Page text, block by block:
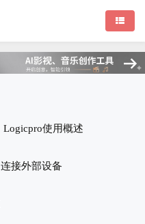
Logicpro使用概述
连接外部设备